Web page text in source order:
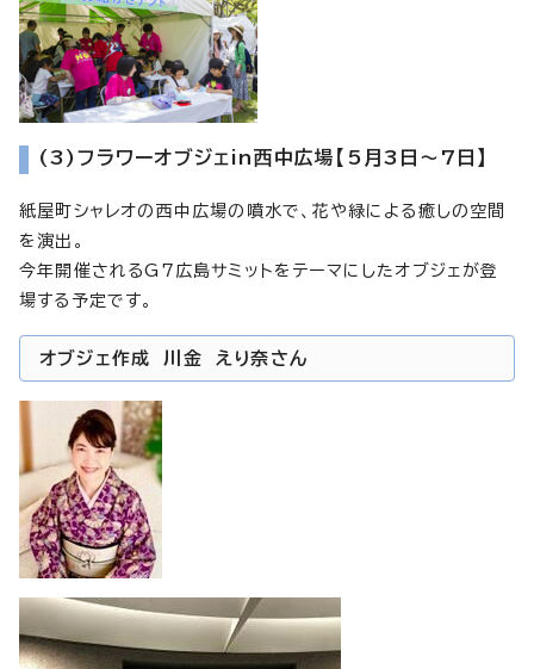
(3)フラワーオブジェin西中広場【5月3日～7日】
紙屋町シャレオの西中広場の噴水で、花や緑による癒しの空間
を演出。
今年開催されるG7広島サミットをテーマにしたオブジェが登
場する予定です。
オブジェ作成 川金 えり奈さん